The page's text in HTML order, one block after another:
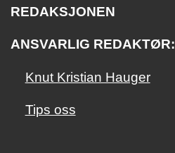
REDAKSJONEN
ANSVARLIG REDAKTØR:
Knut Kristian Hauger
Tips oss